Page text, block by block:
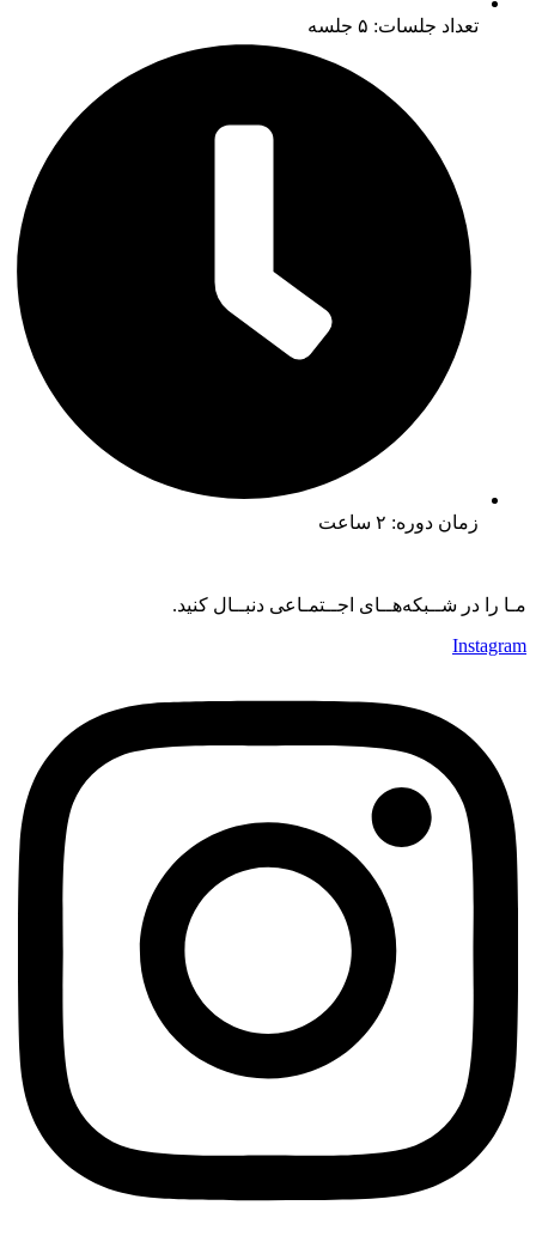
تعداد جلسات: ۵ جلسه
زمان دوره: ۲ ساعت
مـا را در شــبکه‌هــای اجــتمـاعی دنبــال کنید.
Instagram